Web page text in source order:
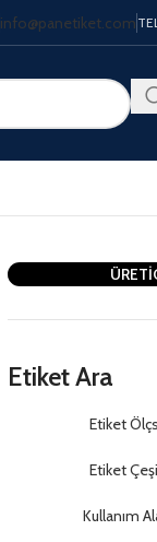
info@panetiket.com
Etiket Ara
Etiket
Etiket
Kullanım